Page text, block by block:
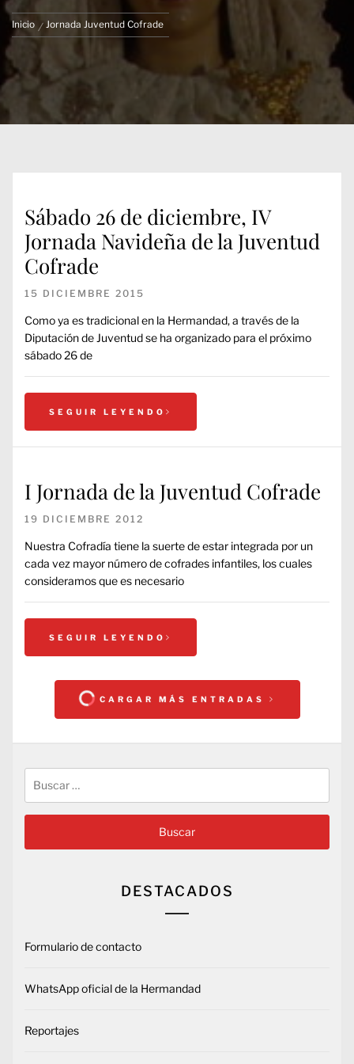
Inicio Jornada Juventud Cofrade
Sábado 26 de diciembre, IV
Jornada Navideña de la Juventud
Cofrade
15 DICIEMBRE 2015
Como ya es tradicional en la Hermandad, a través de la
Diputación de Juventud se ha organizado para el próximo
sábado 26 de
SEGUIR LEYENDO
I Jornada de la Juventud Cofrade
19 DICIEMBRE 2012
Nuestra Cofradía tiene la suerte de estar integrada por un
cada vez mayor número de cofrades infantiles, los cuales
consideramos que es necesario
SEGUIR LEYENDO
CARGAR MÁS ENTRADAS
DESTACADOS
Formulario de contacto
WhatsApp oficial de la Hermandad
Reportajes